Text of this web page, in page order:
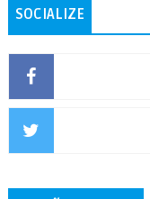
SOCIALIZE